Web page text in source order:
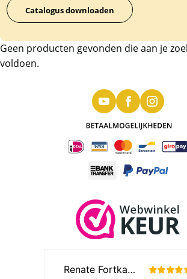
Catalogus downloaden
Geen producten gevonden die aan je
voldoen.